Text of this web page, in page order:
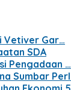
Vetiver Gar…
SDA
Pengadaan …
Sumbar